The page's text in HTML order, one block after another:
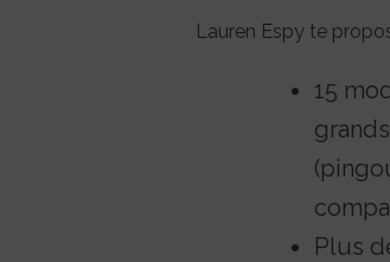
Lauren Espy te
15
Plus